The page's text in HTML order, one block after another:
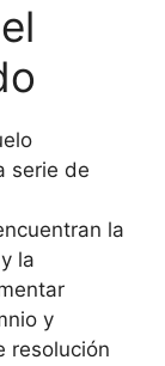
serie de
la
la
y
resolución